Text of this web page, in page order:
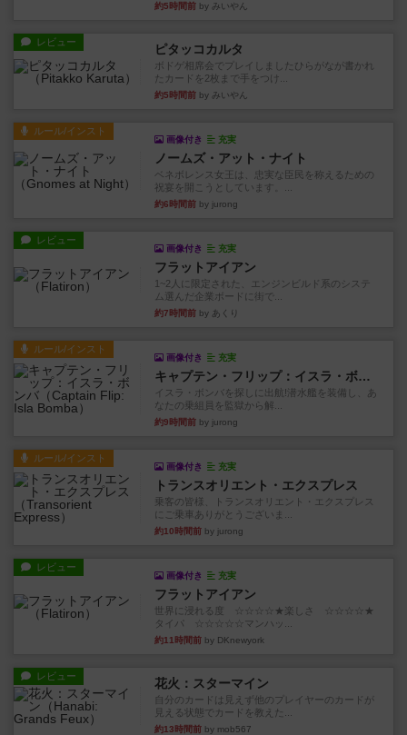
約5時間前 by みいやん
レビュー ピタッコカルタ
ボドゲ相席会でプレイしましたひらがなが書かれ
たカードを2枚まで手をつけ...
約5時間前 by みいやん
ルール/インスト
画像付き 充実
ノームズ・アット・ナイト
ベネボレンス女王は、忠実な臣民を称えるための
祝宴を開こうとしています。...
約6時間前 by jurong
レビュー
画像付き 充実
フラットアイアン
1~2人に限定された、エンジンビルド系のシステ
ム選んだ企業ボードに街で...
約7時間前 by あくり
ルール/インスト
画像付き 充実
キャプテン・フリップ：イスラ・ボンバ
イスラ・ボンバを探しに出航!潜水艦を装備し、あ
なたの乗組員を監獄から解...
約9時間前 by jurong
ルール/インスト
画像付き 充実
トランスオリエント・エクスプレス
乗客の皆様、トランスオリエント・エクスプレス
にご乗車ありがとうございま...
約10時間前 by jurong
レビュー
画像付き 充実
フラットアイアン
世界に浸れる度 ☆☆☆☆★楽しさ ☆☆☆☆★
タイパ ☆☆☆☆☆マンハッ...
約11時間前 by DKnewyork
レビュー 花火：スターマイン
自分のカードは見えず他のプレイヤーのカードが
見える状態でカードを教えた...
約13時間前 by mob567